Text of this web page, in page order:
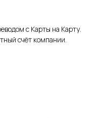
с Карты на Карту.
счёт компании.